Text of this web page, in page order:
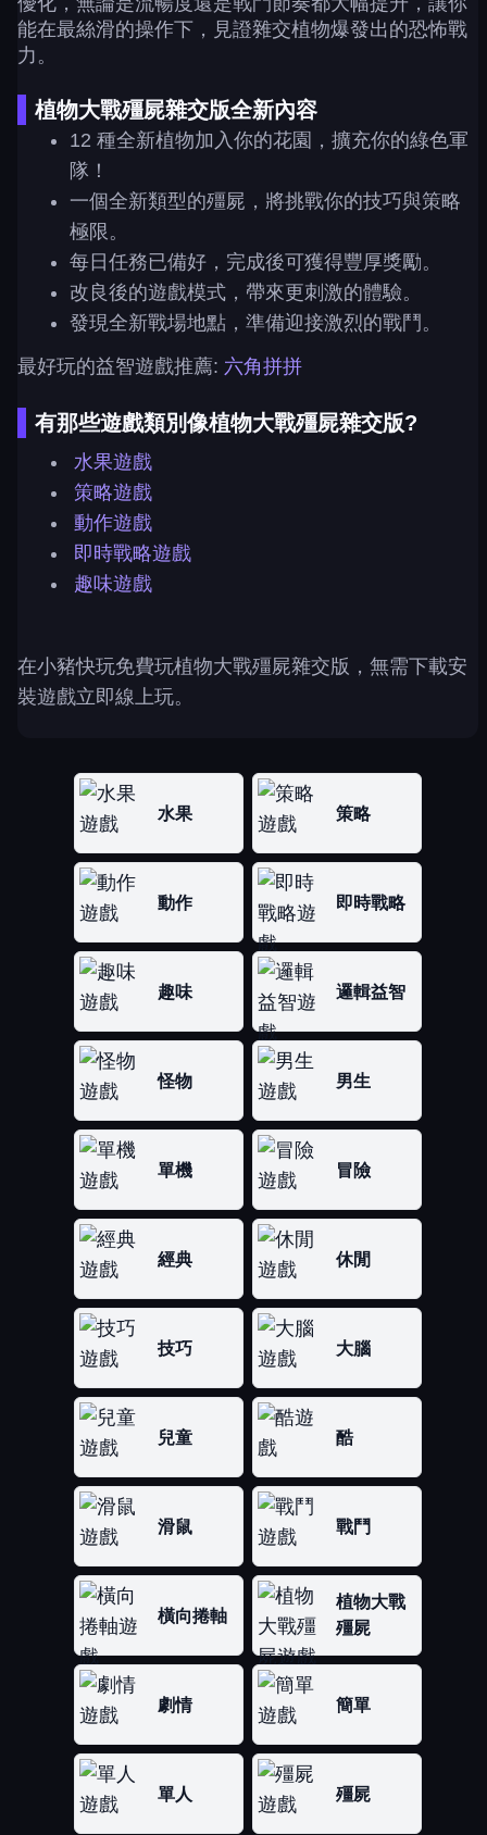
能在最絲滑的操作下，見證雜交植物爆發出的恐怖戰
力。
植物大戰殭屍雜交版全新內容
12 種全新植物加入你的花園，擴充你的綠色軍
隊！
一個全新類型的殭屍，將挑戰你的技巧與策略
極限。
每日任務已備好，完成後可獲得豐厚獎勵。
改良後的遊戲模式，帶來更刺激的體驗。
發現全新戰場地點，準備迎接激烈的戰鬥。
最好玩的益智遊戲推薦: 六角拼拼
有那些遊戲類別像植物大戰殭屍雜交版?
水果遊戲
策略遊戲
動作遊戲
即時戰略遊戲
趣味遊戲
在小豬快玩免費玩植物大戰殭屍雜交版，無需下載安
裝遊戲立即線上玩。
水果 策略
動作 即時戰略
趣味 邏輯益智
怪物 男生
單機 冒險
經典 休閒
技巧 大腦
兒童 酷
滑鼠 戰鬥
橫向捲軸
植物大戰
殭屍
劇情 簡單
單人 殭屍